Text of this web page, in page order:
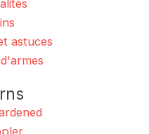
astuces